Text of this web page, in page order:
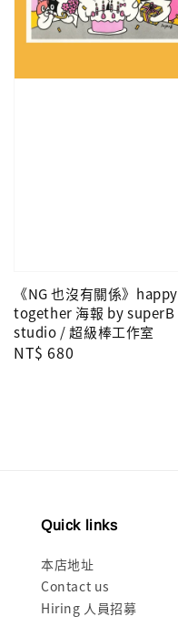
《NG 也沒有關係》happy
together 海報 by superB
studio / 超級棒工作室
Regular
NT$ 680
Quick links
本店地址
Contact us
Hiring 人員招募